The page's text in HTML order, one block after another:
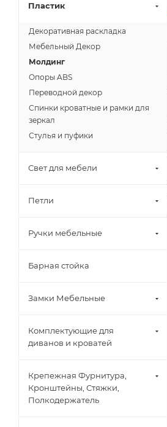
Пластик
Декоративная раскладка
Мебельный Декор
Молдинг
Опоры ABS
Переводной декор
Спинки кроватные и рамки для
зеркал
Стулья и пуфики
Свет для мебели
Петли
Ручки мебельные
Барная стойка
Замки Мебельные
Комплектующие для
диванов и кроватей
Крепежная Фурнитура,
Кронштейны, Стяжки,
Полкодержатель